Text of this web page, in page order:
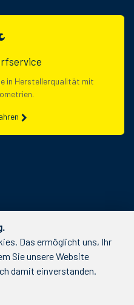
in Herstellerqualität mit
Das ermöglicht uns, Ihr
Sie unsere Website
damit einverstanden.